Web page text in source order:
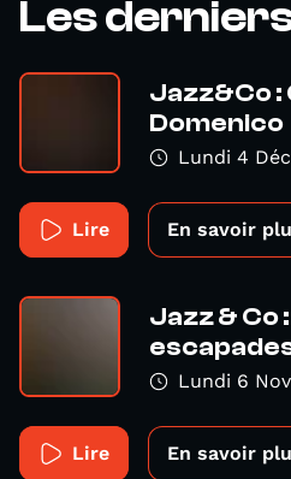
Les
Jazz&Co :
Domenico
Lundi 4
Lire En savoir
Jazz & Co
Lundi 6
Lire En savoir